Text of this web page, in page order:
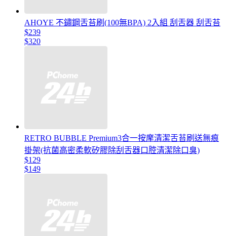
AHOYE 不鏽鋼舌苔刷(100無BPA) 2入組 刮舌器 刮舌苔
$239
$320
RETRO BUBBLE Premium3合一按摩清潔舌苔刷送無痕
掛架(抗菌高密柔軟矽膠除刮舌器口腔清潔除口臭)
$129
$149